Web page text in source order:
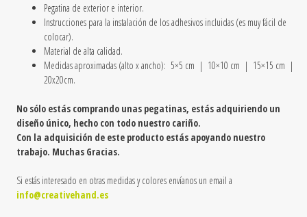
Pegatina de exterior e interior.
Instrucciones para la instalación de los adhesivos incluidas (es muy fácil de
colocar).
Material de alta calidad.
Medidas aproximadas (alto x ancho): 5×5 cm | 10×10 cm | 15×15 cm |
20x20cm.
No sólo estás comprando unas pegatinas, estás adquiriendo un
diseño único, hecho con todo nuestro cariño.
Con la adquisición de este producto estás apoyando nuestro
trabajo. Muchas Gracias.
Si estás interesado en otras medidas y colores envíanos un email a
info@creativehand.es